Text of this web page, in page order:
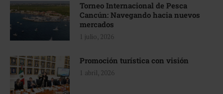
Torneo Internacional de Pesca
Cancún: Navegando hacia nuevos
mercados
1 julio, 2026
Promoción turística con visión
1 abril, 2026